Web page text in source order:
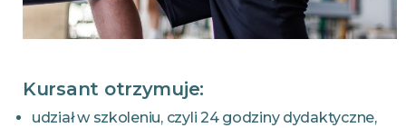
Kursant otrzymuje:
udział w szkoleniu, czyli 24 godziny dydaktyczne,